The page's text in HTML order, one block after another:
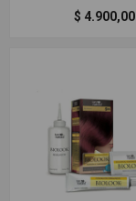
$ 4.900,00